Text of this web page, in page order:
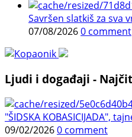
Savršen slatkiš za sva
07/08/20260 comment
Ljudi i događaji -
"ŠIDSKA KOBASICIJADA",
09/02/20260 comment